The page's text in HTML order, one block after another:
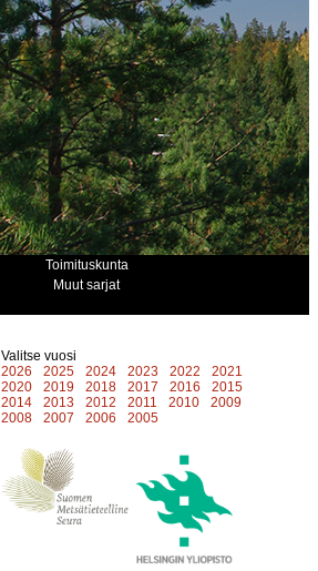
Toimituskunta
Muut sarjat
Valitse vuosi
2026
2025 2024 2023 2022
2021
2020
2019 2018 2017 2016
2015
2014
2013 2012 2011 2010
2009
2008
2007 2006 2005